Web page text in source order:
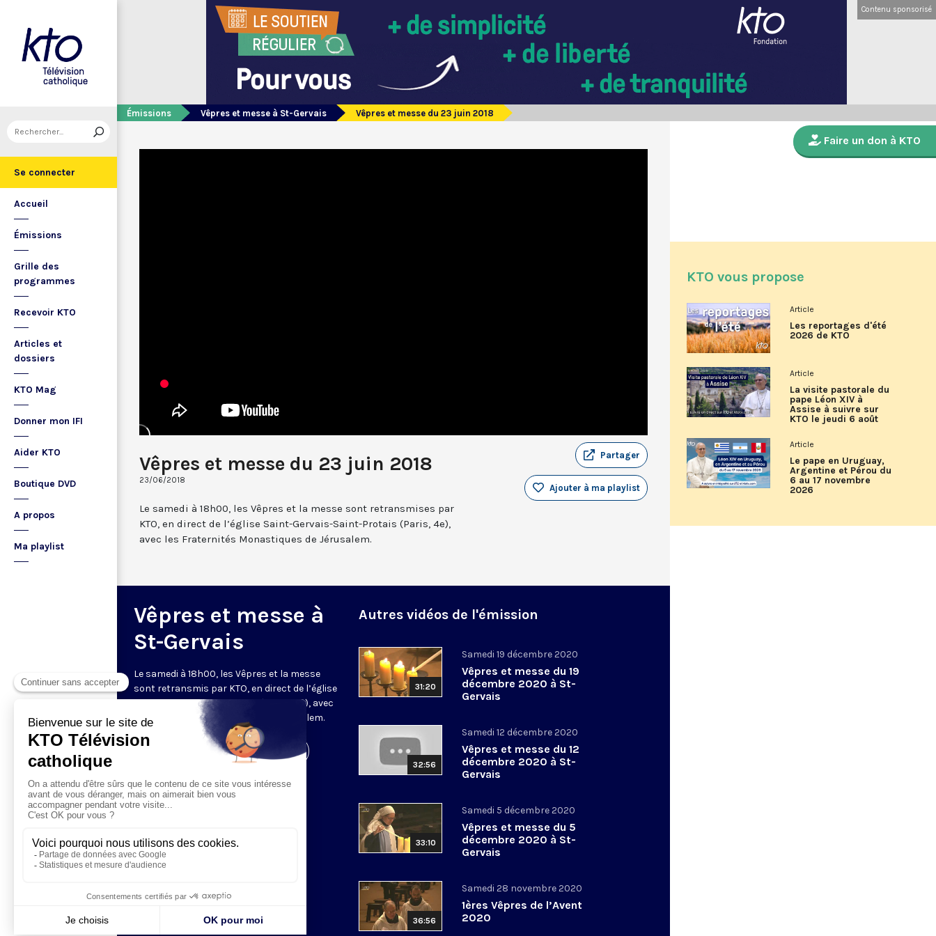
Se connecter
Accueil
Émissions
Grille des
programmes
Recevoir KTO
Articles et
dossiers
KTO Mag
Donner mon IFI
Aider KTO
Boutique DVD
A propos
Ma playlist
Contenu sponsorisé
Émissions Vêpres et messe à St-Gervais Vêpres et messe du 23 juin 2018
Vêpres et messe du 23 juin 2018
23/06/2018
Partager
Ajouter à ma playlist
Le samedi à 18h00, les Vêpres et la messe sont retransmises par
KTO, en direct de l’église Saint-Gervais-Saint-Protais (Paris, 4e),
avec les Fraternités Monastiques de Jérusalem.
Vêpres et messe à
St-Gervais
Le samedi à 18h00, les Vêpres et la messe
sont retransmis par KTO, en direct de l’église
Saint-Gervais-Saint-Protais (Paris, IVe), avec
les Fraternités Monastiques de Jérusalem.
Visiter la page de l'émission
Autres vidéos de l'émission
31:20
Samedi 19 décembre 2020
Vêpres et messe du 19
décembre 2020 à St-
Gervais
32:56
Samedi 12 décembre 2020
Vêpres et messe du 12
décembre 2020 à St-
Gervais
33:10
Samedi 5 décembre 2020
Vêpres et messe du 5
décembre 2020 à St-
Gervais
36:56
Samedi 28 novembre 2020
1ères Vêpres de l’Avent
2020
Faire un don à KTO
KTO vous propose
Article
Les reportages d'été
2026 de KTO
Article
La visite pastorale du
pape Léon XIV à
Assise à suivre sur
KTO le jeudi 6 août
Article
Le pape en Uruguay,
Argentine et Pérou du
6 au 17 novembre
2026